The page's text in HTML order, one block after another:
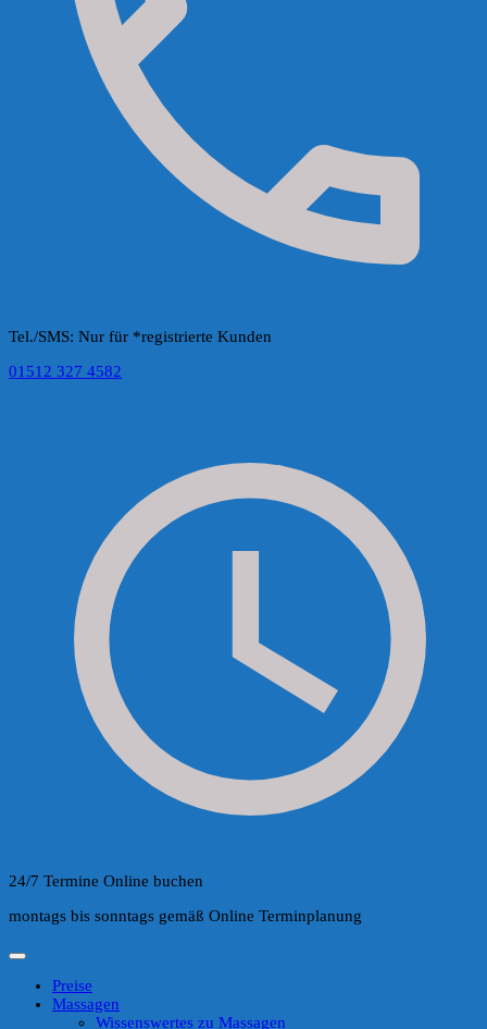
Tel./SMS: Nur für *registrierte Kunden
01512 327 4582
24/7 Termine Online buchen
montags bis sonntags gemäß Online Terminplanung
Preise
Massagen
Wissenswertes zu Massagen